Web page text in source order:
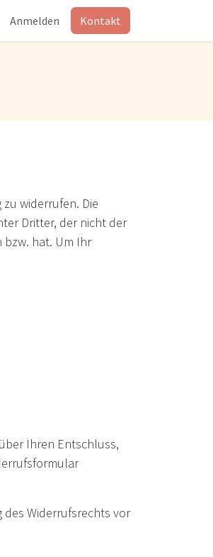
Anmelden
Kontakt
widerrufen. Die
Dritter, der nicht der
bzw. hat. Um Ihr
Ihren Entschluss,
des Widerrufsrechts vor